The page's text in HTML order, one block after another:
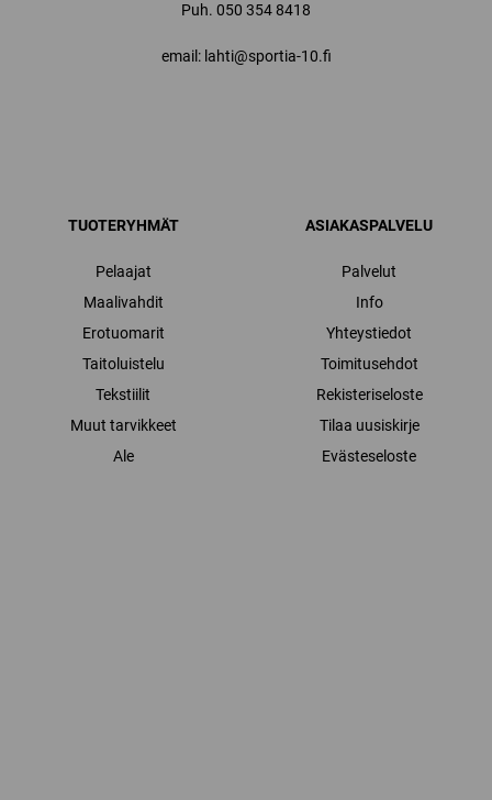
Puh. 050 354 8418
email: lahti@sportia-10.fi
TUOTERYHMÄT
Pelaajat
Maalivahdit
Erotuomarit
Taitoluistelu
Tekstiilit
Muut tarvikkeet
Ale
ASIAKASPALVELU
Palvelut
Info
Yhteystiedot
Toimitusehdot
Rekisteriseloste
Tilaa uusiskirje
Evästeseloste